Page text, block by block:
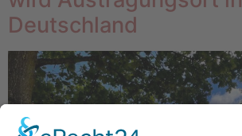
Deutschland